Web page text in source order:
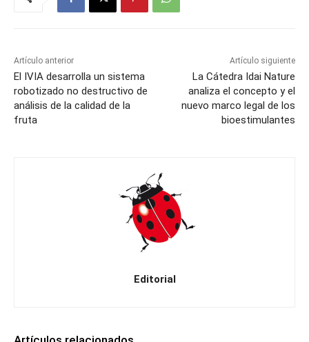
Artículo anterior
El IVIA desarrolla un sistema
robotizado no destructivo de
análisis de la calidad de la
fruta
Artículo siguiente
La Cátedra Idai Nature
analiza el concepto y el
nuevo marco legal de los
bioestimulantes
Editorial